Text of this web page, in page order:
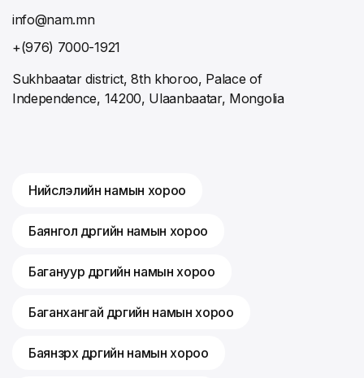
info@nam.mn
+(976) 7000-1921
Sukhbaatar district, 8th khoroo, Palace of
Independence, 14200, Ulaanbaatar, Mongolia
Нийслэлийн намын хороо
Баянгол дүүргийн намын хороо
Багануур дүүргийн намын хороо
Баганхангай дүүргийн намын хороо
Баянзүрх дүүргийн намын хороо